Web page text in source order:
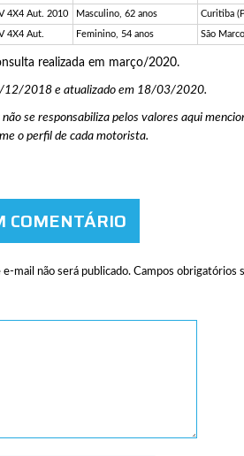
4X4 Aut. 2010 Masculino, 62 anos Curitiba
4X4 Aut. Feminino, 54 anos São
realizada em março/2020.
12/2018 e atualizado em 18/03/2020.
se responsabiliza pelos valores aqui
o perfil de cada motorista.
COMENTÁRIO
mail não será publicado. Campos obrigatórios